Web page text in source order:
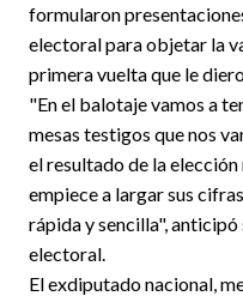
formularon
electoral para objetar la
primera vuelta que le
"En el balotaje vamos a
mesas testigos que nos
el resultado de la
empiece a largar sus
rápida y sencilla",
electoral.
El exdiputado nacional,